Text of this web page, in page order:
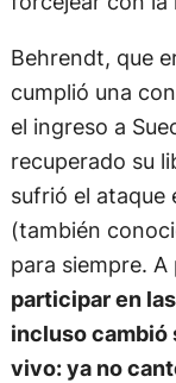
Behrendt, que
cumplió una
el ingreso a
recuperado su
sufrió el ataque
(también
para siempre.
participar en
incluso cambió
vivo: ya no